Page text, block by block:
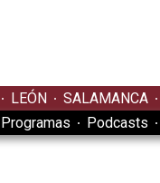
LEÓN SALAMANCA
Programas Podcasts